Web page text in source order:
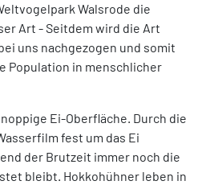
Walsrode die
Art - Seitdem wird die Art
uns nachgezogen und somit
Population in menschlicher
Ei-Oberfläche. Durch die
fest um das Ei
der Brutzeit immer noch die
bleibt. Hokkohühner leben in